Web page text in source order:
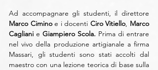
Marco Cimino e i docenti Ciro Vitiello, Marco
Cagliani e Giampiero Scola. Prima di entrare
nel vivo della produzione artigianale a firma
Massari, gli studenti sono stati accolti dal
maestro con una lezione teorica di base sulla